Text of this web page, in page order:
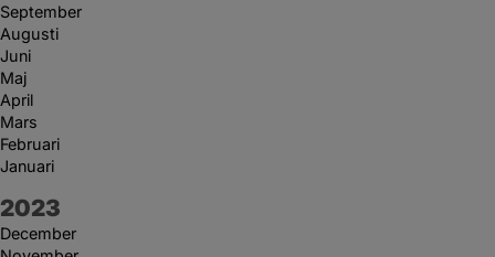
September
Augusti
Juni
Maj
April
Mars
Februari
Januari
År:
2023
December